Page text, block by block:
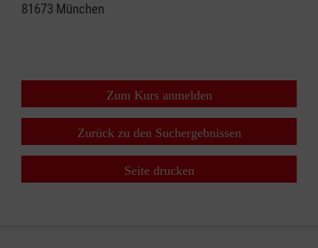
81673 München
Zum Kurs anmelden
Zurück zu den Suchergebnissen
Seite drucken